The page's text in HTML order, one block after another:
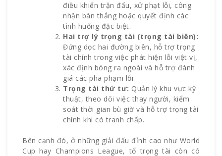
điều khiển trận đấu, xử phạt lỗi, công
nhận bàn thắng hoặc quyết định các
tình huống đặc biệt.
Hai trợ lý trọng tài (trọng tài biên):
Đứng dọc hai đường biên, hỗ trợ trọng
tài chính trong việc phát hiện lỗi việt vị,
xác định bóng ra ngoài và hỗ trợ đánh
giá các pha phạm lỗi.
Trọng tài thứ tư: Quản lý khu vực kỹ
thuật, theo dõi việc thay người, kiểm
soát thời gian bù giờ và hỗ trợ trọng tài
chính khi có tranh chấp.
Bên cạnh đó, ở những giải đấu đỉnh cao như World
Cup hay Champions League, tổ trọng tài còn có